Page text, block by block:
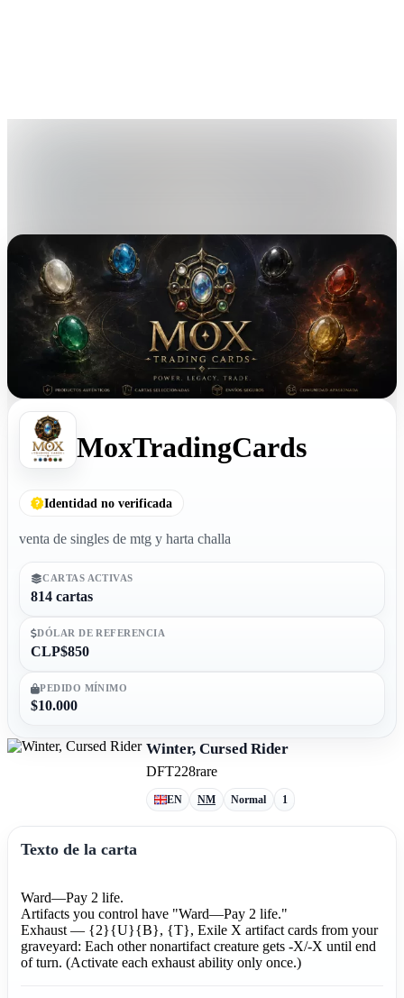
MoxTradingCards
Identidad no verificada
venta de singles de mtg y harta challa
CARTAS ACTIVAS
814 cartas
DÓLAR DE REFERENCIA
CLP$850
PEDIDO MÍNIMO
$10.000
Winter, Cursed Rider
DFT228rare
EN NM Normal 1
Texto de la carta
Ward—Pay 2 life.
Artifacts you control have "Ward—Pay 2 life."
Exhaust — {2}{U}{B}, {T}, Exile X artifact cards from your
graveyard: Each other nonartifact creature gets -X/-X until end
of turn. (Activate each exhaust ability only once.)